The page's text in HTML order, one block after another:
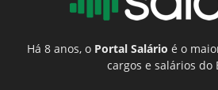
Há 8 anos, o Portal Salário é o
cargos e salários do